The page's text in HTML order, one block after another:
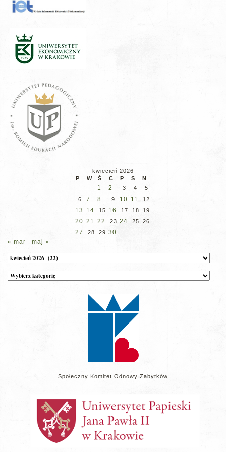
kwiecień 2026
P
W Ś C P S N
1 2 3 4
5
6
7 8 9 10 11 12
13 14 15 16 17 18 19
20 21 22 23 24 25 26
27 28 29 30
« mar
maj »
Archiwum
Kategorie
wpisów
Społeczny Komitet Odnowy Zabytków